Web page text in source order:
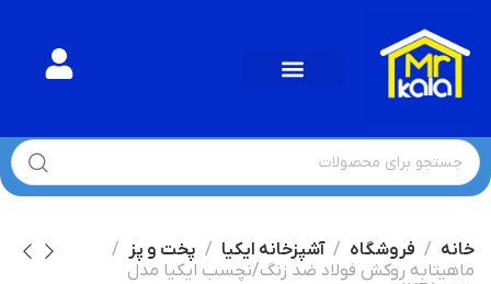
خانه فروشگاه آشپزخانه ایکیا
پخت و پز
ماهیتابه روکش فولاد ضد زنگ/نچسب ایکیا مدل